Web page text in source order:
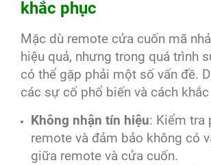
khắc phục
Mặc dù remote cửa cuốn mã
hiệu quả, nhưng trong quá trình
có thể gặp phải một số vấn đề.
các sự cố phổ biến và cách
Không nhận tín hiệu: Kiểm tra
remote và đảm bảo không có
giữa remote và cửa cuốn.